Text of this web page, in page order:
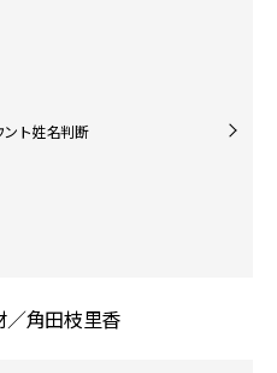
ト姓名判断
角田枝里香